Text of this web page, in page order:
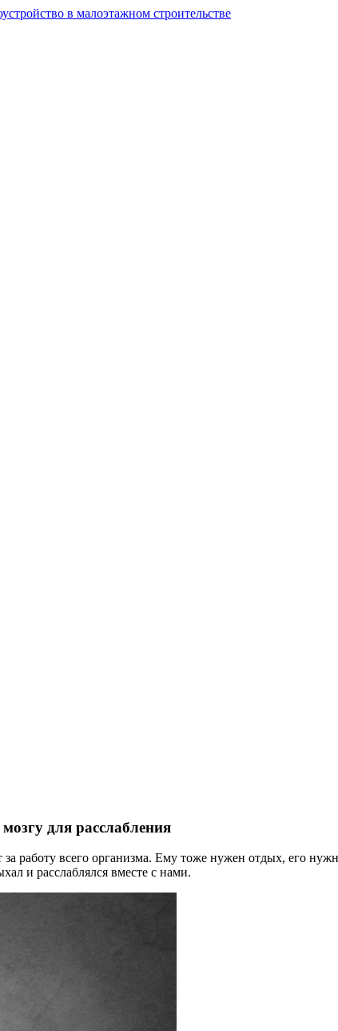
в малоэтажном строительстве
для расслабления
работу всего организма. Ему тоже нужен отдых, его
и расслаблялся вместе с нами.